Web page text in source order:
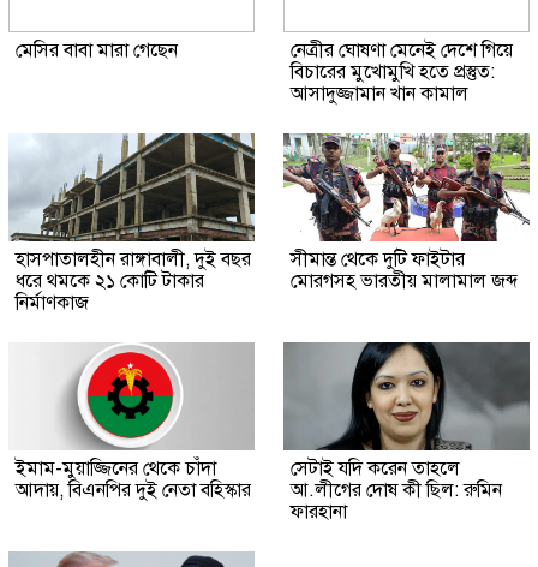
মেসির বাবা মারা গেছেন
নেত্রীর ঘোষণা মেনেই দেশে গিয়ে
বিচারের মুখোমুখি হতে প্রস্তুত:
আসাদুজ্জামান খান কামাল
হাসপাতালহীন রাঙ্গাবালী, দুই বছর
ধরে থমকে ২১ কোটি টাকার
নির্মাণকাজ
সীমান্ত থেকে দুটি ফাইটার
মোরগসহ ভারতীয় মালামাল জব্দ
ইমাম-মুয়াজ্জিনের থেকে চাঁদা
আদায়, বিএনপির দুই নেতা বহিস্কার
সেটাই যদি করেন তাহলে
আ.লীগের দোষ কী ছিল: রুমিন
ফারহানা